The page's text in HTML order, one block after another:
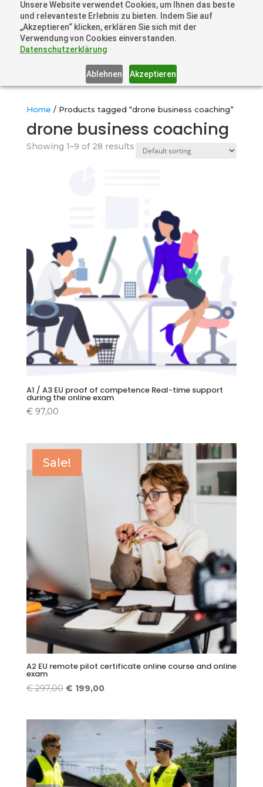
Unsere Website verwendet Cookies, um Ihnen das beste
und relevanteste Erlebnis zu bieten. Indem Sie auf
„Akzeptieren“ klicken, erklären Sie sich mit der
Verwendung von Cookies einverstanden.
Datenschutzerklärung
Ablehnen Akzeptieren
+41 44505 6667 oder +49 157 3598 0006
info@dronelions.academy
Home / Products tagged “drone business coaching”
drone business coaching
Showing 1–9 of 28 results
A1 / A3 EU proof of competence Real-time support
during the online exam
€97,00
Sale!
A2 EU remote pilot certificate online course and online
exam
€297,00 Original
€ 199,00Current